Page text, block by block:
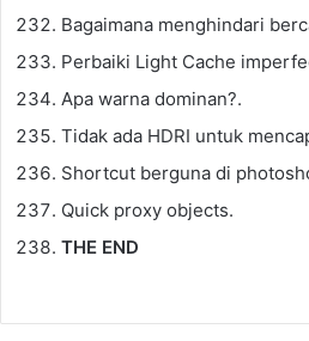
Bagaimana menghindari
Perbaiki Light Cache
Apa warna dominan?.
Tidak ada HDRI untuk
Shortcut berguna di
Quick proxy objects.
THE END